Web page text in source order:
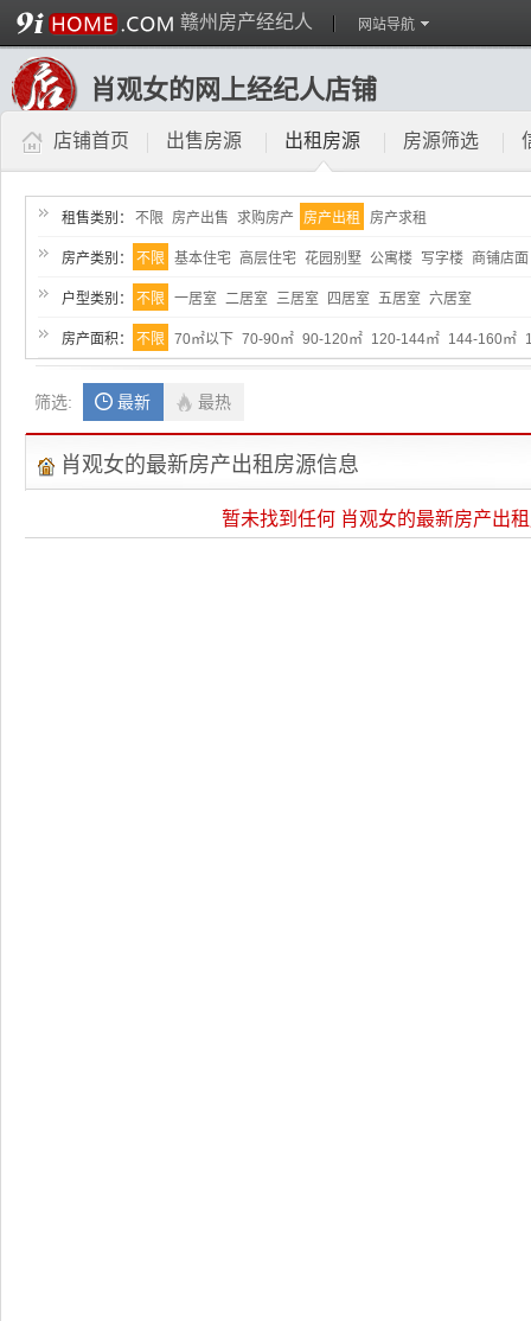
赣州房产经纪人 网站导航
肖观女的网上经纪人店铺
店铺首页 出售房源 出租房源 房源筛选
租售类别： 不限 房产出售 求购房产 房产出租 房产求租
房产类别： 不限 基本住宅 高层住宅 花园别墅 公寓楼 写字楼 商铺店面
户型类别： 不限 一居室 二居室 三居室 四居室 五居室 六居室
房产面积： 不限 70㎡以下 70-90㎡ 90-120㎡ 120-144㎡ 144-160㎡
筛选: 最新 最热
肖观女的最新房产出租房源信息
暂未找到任何 肖观女的最新房产出